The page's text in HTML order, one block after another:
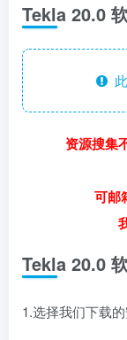
​Tekla 20.0
此
资源搜集
可邮
​Tekla 20.0
1.选择我们下载